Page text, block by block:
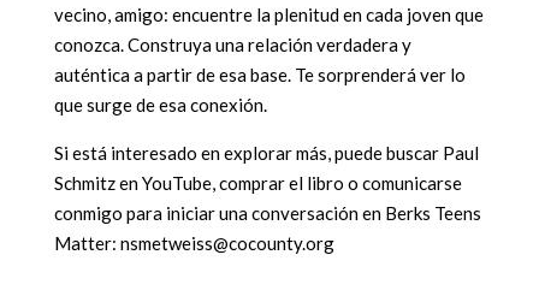
vecino, amigo: encuentre la plenitud en cada joven que
conozca. Construya una relación verdadera y
auténtica a partir de esa base. Te sorprenderá ver lo
que surge de esa conexión.
Si está interesado en explorar más, puede buscar Paul
Schmitz en YouTube, comprar el libro o comunicarse
conmigo para iniciar una conversación en Berks Teens
Matter: nsmetweiss@cocounty.org